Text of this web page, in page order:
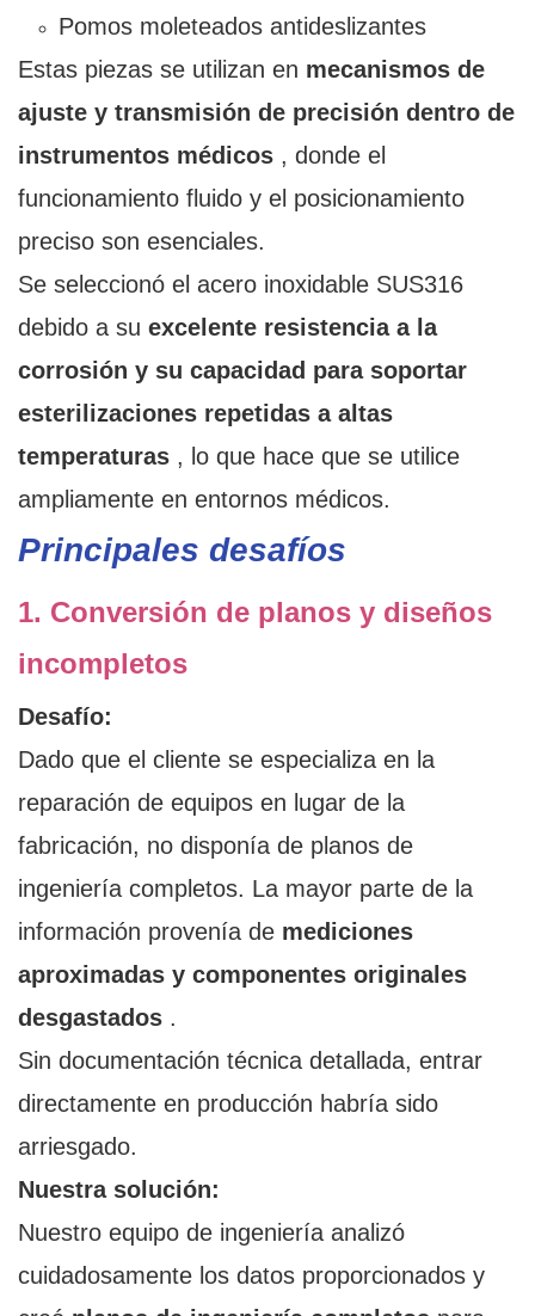
Pomos moleteados antideslizantes
Estas piezas se utilizan en mecanismos de
ajuste y transmisión de precisión dentro de
instrumentos médicos , donde el
funcionamiento fluido y el posicionamiento
preciso son esenciales.
Se seleccionó el acero inoxidable SUS316
debido a su excelente resistencia a la
corrosión y su capacidad para soportar
esterilizaciones repetidas a altas
temperaturas , lo que hace que se utilice
ampliamente en entornos médicos.
Principales desafíos
1. Conversión de planos y diseños
incompletos
Desafío:
Dado que el cliente se especializa en la
reparación de equipos en lugar de la
fabricación, no disponía de planos de
ingeniería completos. La mayor parte de la
información provenía de mediciones
aproximadas y componentes originales
desgastados .
Sin documentación técnica detallada, entrar
directamente en producción habría sido
arriesgado.
Nuestra solución:
Nuestro equipo de ingeniería analizó
cuidadosamente los datos proporcionados y